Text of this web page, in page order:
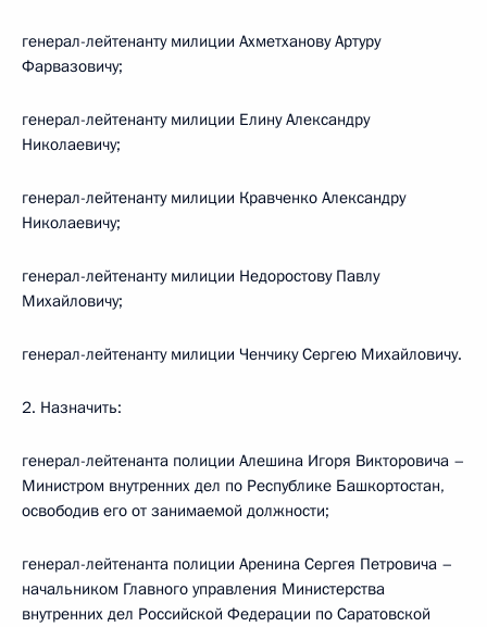
генерал-лейтенанту милиции Ахметханову Артуру
Фарвазовичу;
генерал-лейтенанту милиции Елину Александру
Николаевичу;
генерал-лейтенанту милиции Кравченко Александру
Николаевичу;
генерал-лейтенанту милиции Недоростову Павлу
Михайловичу;
генерал-лейтенанту милиции Ченчику Сергею Михайловичу.
2. Назначить:
генерал-лейтенанта полиции Алешина Игоря Викторовича –
Министром внутренних дел по Республике Башкортостан,
освободив его от занимаемой должности;
генерал-лейтенанта полиции Аренина Сергея Петровича –
начальником Главного управления Министерства
внутренних дел Российской Федерации по Саратовской